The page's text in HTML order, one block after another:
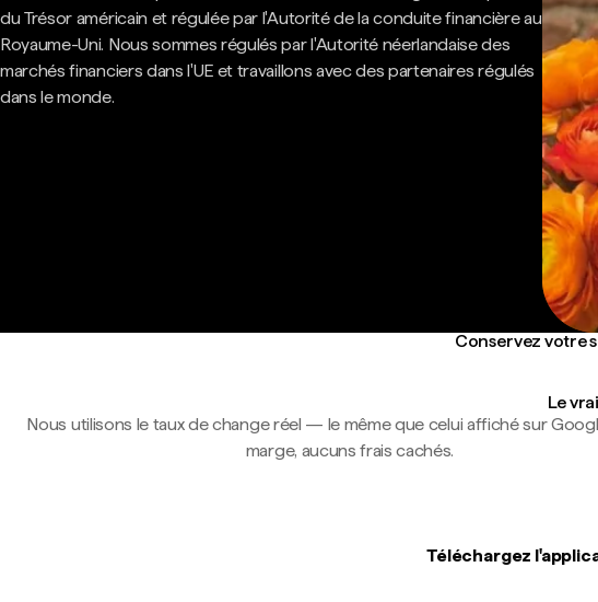
du Trésor américain et régulée par l'Autorité de la conduite financière au
Royaume-Uni. Nous sommes régulés par l'Autorité néerlandaise des
marchés financiers dans l'UE et travaillons avec des partenaires régulés
dans le monde.
Conservez votre
Le
Nous utilisons le taux de change réel — le même que celui affiché sur
marge, aucuns frais cachés.
Téléchargez